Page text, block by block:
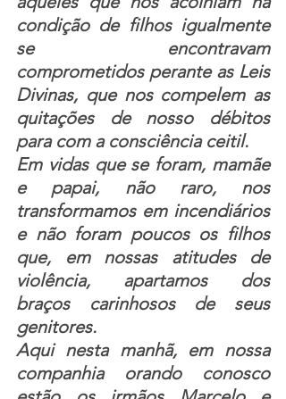
condição de filhos igualmente
se encontravam
comprometidos perante as Leis
Divinas, que nos compelem as
quitações de nosso débitos
para com a consciência ceitil.
Em vidas que se foram, mamãe
e papai, não raro, nos
transformamos em incendiários
e não foram poucos os filhos
que, em nossas atitudes de
violência, apartamos dos
braços carinhosos de seus
genitores.
Aqui nesta manhã, em nossa
companhia orando conosco